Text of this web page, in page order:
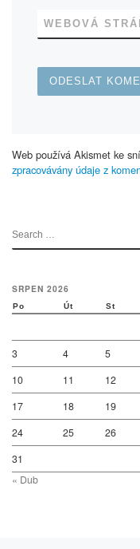
WEBOVÁ
Web používá Akismet ke
zpracovávány údaje z
SEARCH
SRPEN 2026
Po Út St
3
4 5
10
11 12
17
18 19
24
25 26
31
« Dub